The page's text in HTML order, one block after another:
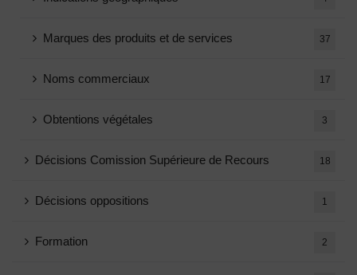
Marques des produits et de services 37
Noms commerciaux 17
Obtentions végétales 3
Décisions Comission Supérieure de Recours 18
Décisions oppositions 1
Formation 2